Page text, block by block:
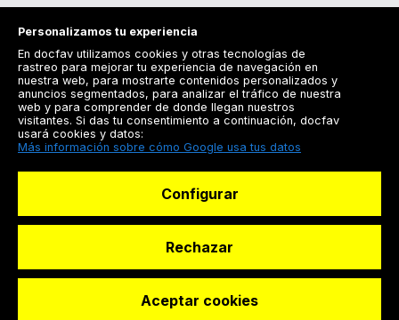
Registrarse
Docfav
© Dashboard Technologies S.L
Personalizamos tu experiencia
En docfav utilizamos cookies y otras tecnologías de
rastreo para mejorar tu experiencia de navegación en
nuestra web, para mostrarte contenidos personalizados y
anuncios segmentados, para analizar el tráfico de nuestra
web y para comprender de donde llegan nuestros
visitantes. Si das tu consentimiento a continuación, docfav
usará cookies y datos:
Más información sobre cómo Google usa tus datos
Configurar
Rechazar
Aceptar cookies